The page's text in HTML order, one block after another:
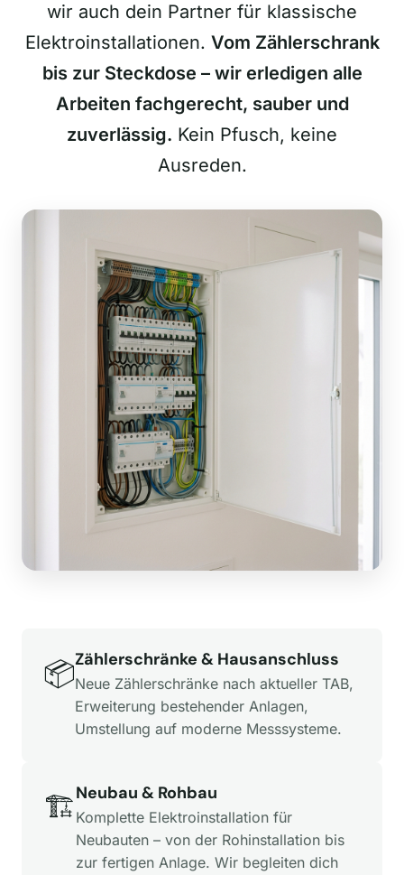
wir auch dein Partner für klassische
Elektroinstallationen. Vom Zählerschrank
bis zur Steckdose – wir erledigen alle
Arbeiten fachgerecht, sauber und
zuverlässig. Kein Pfusch, keine
Ausreden.
📦Zählerschränke & Hausanschluss
Neue Zählerschränke nach aktueller TAB,
Erweiterung bestehender Anlagen,
Umstellung auf moderne Messsysteme.
🏗️Neubau & Rohbau
Komplette Elektroinstallation für
Neubauten – von der Rohinstallation bis
zur fertigen Anlage. Wir begleiten dich